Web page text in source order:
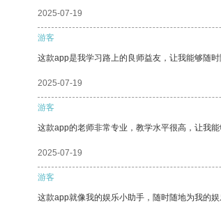
2025-07-19
游客
这款app是我学习路上的良师益友，让我能够随时
2025-07-19
游客
这款app的老师非常专业，教学水平很高，让我能
2025-07-19
游客
这款app就像我的娱乐小助手，随时随地为我的娱